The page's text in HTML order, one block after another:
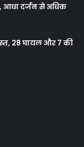
आधा दर्जन से अधिक
28 घायल और 7 की